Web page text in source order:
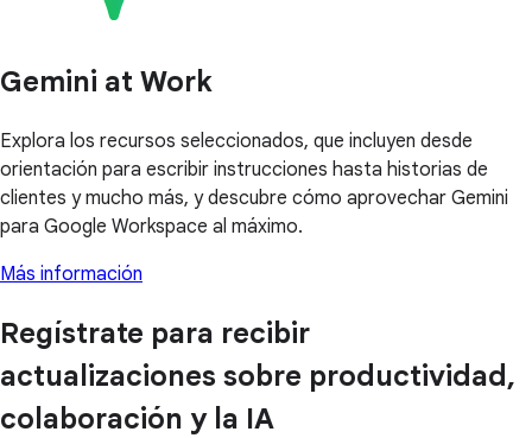
Gemini at Work
Explora los recursos seleccionados, que incluyen desde
orientación para escribir instrucciones hasta historias de
clientes y mucho más, y descubre cómo aprovechar Gemini
para Google Workspace al máximo.
Más información
Regístrate para recibir
actualizaciones sobre productividad,
colaboración y la IA